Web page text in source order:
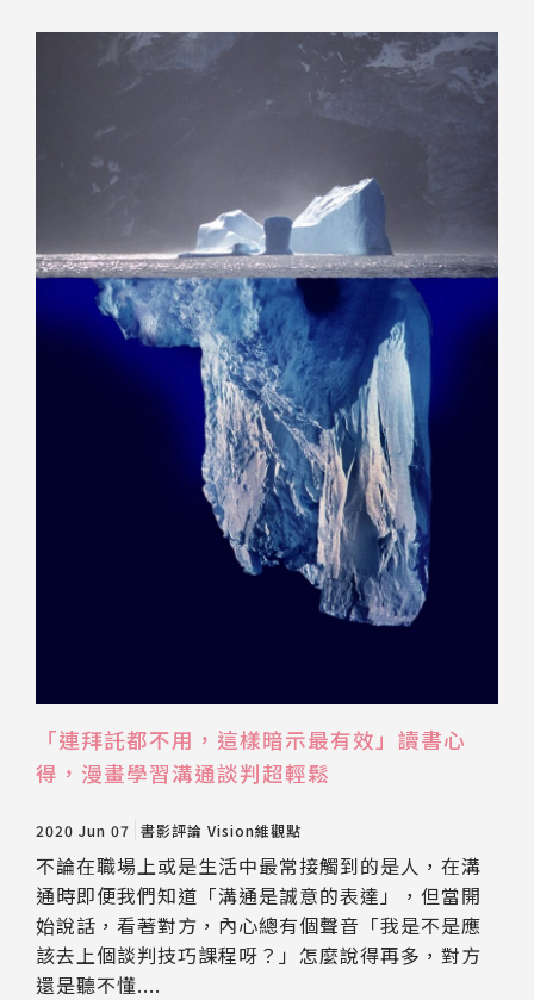
「連拜託都不用，這樣暗示最有效」讀書心
得，漫畫學習溝通談判超輕鬆
2020 Jun 07 書影評論 Vision維觀點
不論在職場上或是生活中最常接觸到的是人，在溝
通時即便我們知道「溝通是誠意的表達」，但當開
始說話，看著對方，內心總有個聲音「我是不是應
該去上個談判技巧課程呀？」怎麼說得再多，對方
還是聽不懂....